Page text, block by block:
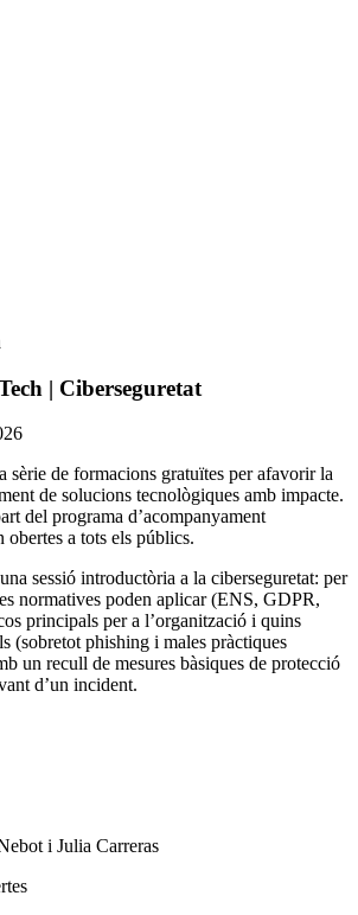
| Ciberseguretat
sèrie de formacions gratuïtes per afavorir la
de solucions tecnològiques amb impacte.
del programa d’acompanyament
obertes a tots els públics.
sessió introductòria a la ciberseguretat: per
normatives poden aplicar (ENS, GDPR,
principals per a l’organització i quins
(sobretot phishing i males pràctiques
un recull de mesures bàsiques de protecció
d’un incident.
i Julia Carreras